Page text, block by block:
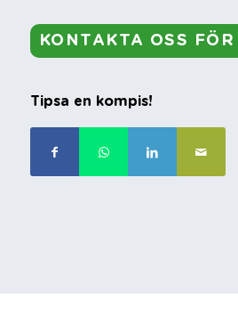
KONTAKTA OSS
Tipsa en kompis!